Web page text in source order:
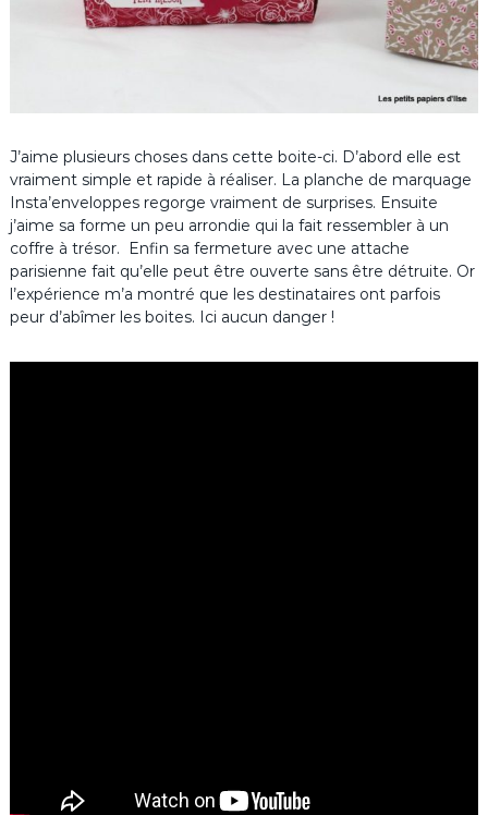
J’aime plusieurs choses dans cette boite-ci. D’abord elle est
vraiment simple et rapide à réaliser. La planche de marquage
Insta’enveloppes regorge vraiment de surprises. Ensuite
j’aime sa forme un peu arrondie qui la fait ressembler à un
coffre à trésor. Enfin sa fermeture avec une attache
parisienne fait qu’elle peut être ouverte sans être détruite. Or
l’expérience m’a montré que les destinataires ont parfois
peur d’abîmer les boites. Ici aucun danger !